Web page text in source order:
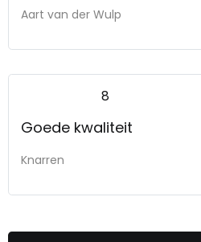
Aart van der Wulp
8
Goede kwaliteit
Knarren